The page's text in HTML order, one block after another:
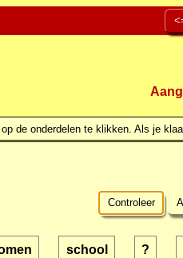
de onderdelen te klikken. Als je
Controleer
school ?